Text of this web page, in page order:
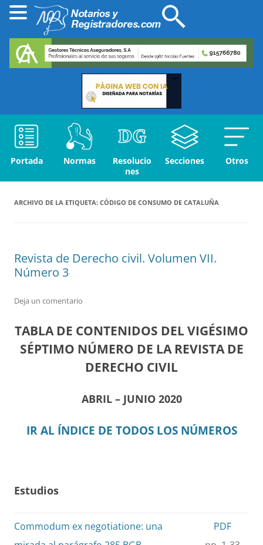
Portada Normas
Resolucio
nes
Secciones Otros
ARCHIVO DE LA ETIQUETA: CÓDIGO DE CONSUMO DE CATALUÑA
Revista de Derecho civil. Volumen VII.
Número 3
Deja un comentario
TABLA DE CONTENIDOS DEL VIGÉSIMO
SÉPTIMO NÚMERO DE LA REVISTA DE
DERECHO CIVIL
ABRIL – JUNIO 2020
IR AL ÍNDICE DE TODOS LOS NÚMEROS
Estudios
Commodum ex negotiatione: una
PDF